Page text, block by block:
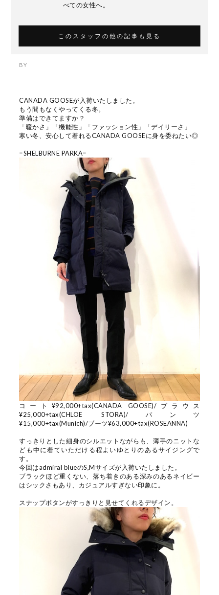
べての女性へ。
このスタッフの他の記事も見る
CANADA GOOSEが入荷いたしました。
もう間もなくやってくる冬。
準備はできてますか？
「暖かさ」「機能性」「ファッション性」「デイリーさ」
寒い冬、安心して着れるCANADA GOOSEに身を委ねたい◎
=SHELBURNE PARKA=
コート¥92,000+tax(CANADA GOOSE)/ブラウス
¥25,000+tax(CHLOE STORA)/パンツ
¥15,000+tax(Munich)/ブーツ¥63,000+tax(ROSEANNA)
すっきりとした細身のシルエットながらも、薄手のニットな
ども中に着ていただける程よいゆとりのあるサイジングで
す。
今回はadmiral blueのS,Mサイズが入荷いたしました。
ブラックほど重くない、落ち着きのある深みのあるネイビー
はシックさもあり、カジュアルすぎない印象に。
スナップボタンがすっきりと見せてくれるデザイン。